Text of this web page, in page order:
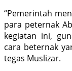
“Pemerintah
para peternak
kegiatan ini,
cara beternak
tegas Muslizar.